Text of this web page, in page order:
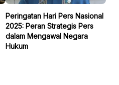
Peringatan Hari Pers Nasional
2025: Peran Strategis Pers
dalam Mengawal Negara
Hukum